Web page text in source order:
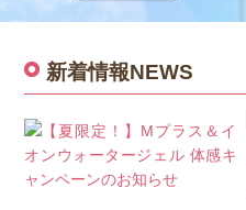
新着情報NEWS